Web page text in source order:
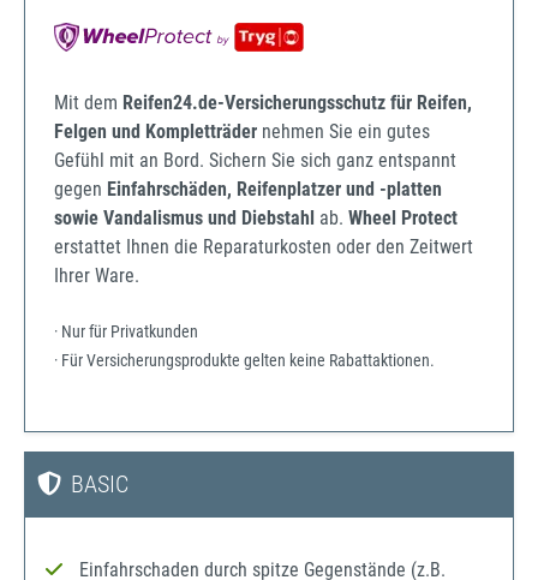
Mit dem Reifen24.de-Versicherungsschutz für Reifen,
Felgen und Kompletträder nehmen Sie ein gutes
Gefühl mit an Bord. Sichern Sie sich ganz entspannt
gegen Einfahrschäden, Reifenplatzer und -platten
sowie Vandalismus und Diebstahl ab. Wheel Protect
erstattet Ihnen die Reparaturkosten oder den Zeitwert
Ihrer Ware.
· Nur für Privatkunden
· Für Versicherungsprodukte gelten keine Rabattaktionen.
BASIC
Einfahrschaden durch spitze Gegenstände (z.B.